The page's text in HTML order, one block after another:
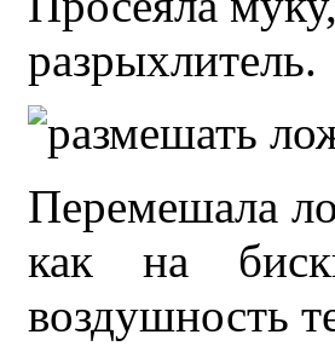
разрыхлитель.
Перемешала
как на
воздушность